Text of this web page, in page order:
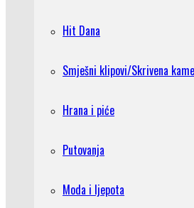
Hit Dana
Smješni klipovi/Skrivena
Hrana i piće
Putovanja
Moda i ljepota